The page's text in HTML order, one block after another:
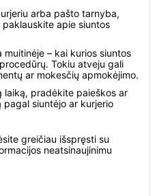
arba pašto tarnyba,
apie siuntos
– kai kurios siuntos
Tokiu atveju gali
ar mokesčių apmokėjimo.
laiką, pradėkite paieškos ar
siuntėjo ar kurjerio
greičiau išspręsti su
neatsinaujinimu